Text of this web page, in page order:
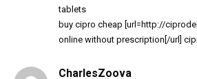
tablets
buy cipro cheap [url=http://
online without prescription[/url]
CharlesZoova